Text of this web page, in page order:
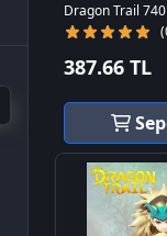
Dragon Trail
387.66 TL